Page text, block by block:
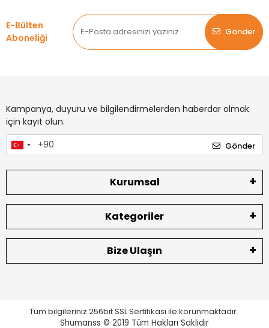
E-Bülten
Aboneliği
Gönder
Kampanya, duyuru ve bilgilendirmelerden haberdar olmak
için kayıt olun.
Gönder
Kurumsal
Kategoriler
Bize Ulaşın
Tüm bilgileriniz 256bit SSL Sertifikası ile korunmaktadır.
Shumanss © 2019 Tüm Hakları Saklıdır